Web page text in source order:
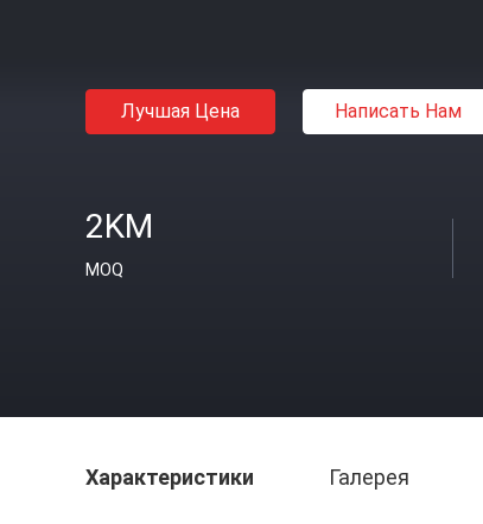
Лучшая Цена Написать Нам
2KM
MOQ
Характеристики Галерея